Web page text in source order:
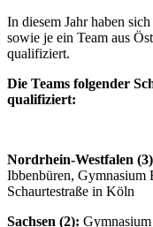
In diesem Jahr haben
sowie je ein Team aus
qualifiziert.
Die Teams folgender
qualifiziert:
Nordrhein-Westfalen
Ibbenbüren, Gymnasium
Schaurtestraße in Köln
Sachsen (2):